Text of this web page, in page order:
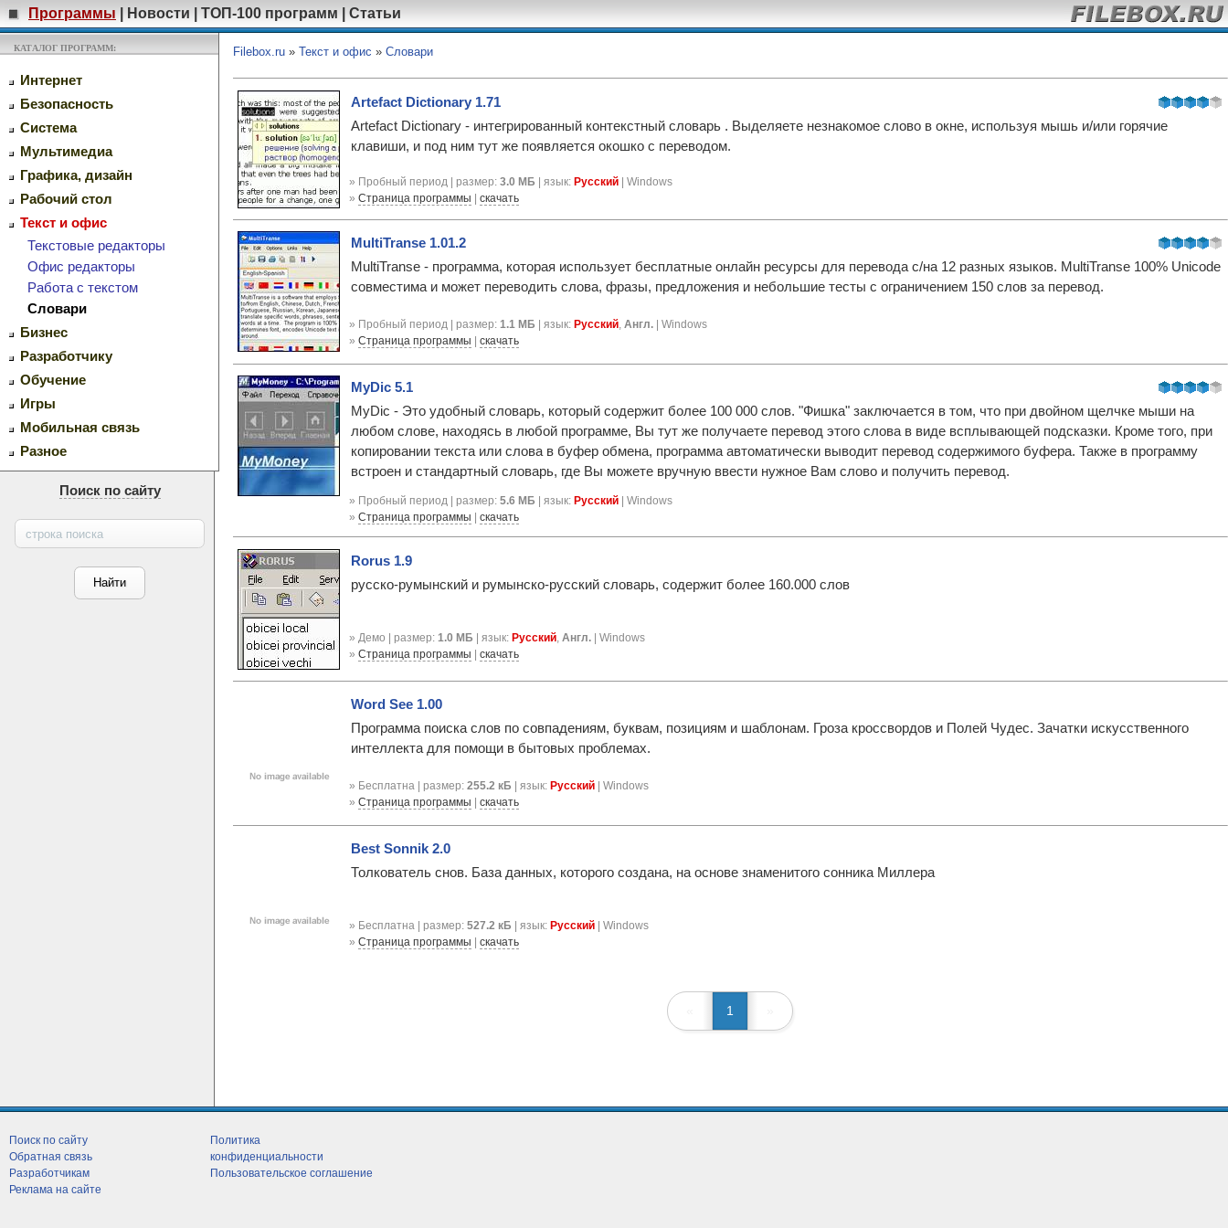
Программы Новости ТОП-100 программ Статьи
КАТАЛОГ ПРОГРАММ:
Интернет
Безопасность
Система
Мультимедиа
Графика, дизайн
Рабочий стол
Текст и офис
Текстовые редакторы
Офис редакторы
Работа с текстом
Словари
Бизнес
Разработчику
Обучение
Игры
Мобильная связь
Разное
Поиск по сайту
Filebox.ru » Текст и офис » Словари
Artefact Dictionary 1.71
Artefact Dictionary - интегрированный контекстный словарь . Выделяете незнакомое слово в окне, используя мышь и/или горячие
клавиши, и под ним тут же появляется окошко с переводом.
» Пробный период | размер: 3.0 МБ | язык: Русский | Windows
» Страница программы | скачать
MultiTranse 1.01.2
MultiTranse - программа, которая использует бесплатные онлайн ресурсы для перевода с/на 12 разных языков. MultiTranse 100% Unicode
совместима и может переводить слова, фразы, предложения и небольшие тесты с ограничением 150 слов за перевод.
» Пробный период | размер: 1.1 МБ | язык: Русский, Англ. | Windows
» Страница программы скачать
MyDic 5.1
MyDic - Это удобный словарь, который содержит более 100 000 слов. "Фишка" заключается в том, что при двойном щелчке мыши на
любом слове, находясь в любой программе, Вы тут же получаете перевод этого слова в виде всплывающей подсказки. Кроме того, при
копировании текста или слова в буфер обмена, программа автоматически выводит перевод содержимого буфера. Также в программу
встроен и стандартный словарь, где Вы можете вручную ввести нужное Вам слово и получить перевод.
» Пробный период | размер: 5.6 МБ | язык: Русский | Windows
» Страница программы скачать
Rorus 1.9
русско-румынский и румынско-русский словарь, содержит более 160.000 слов
» Демо | размер: 1.0 МБ | язык: Русский Англ. | Windows
» Страница программы | скачать
Word See 1.00
Программа поиска слов по совпадениям, буквам, позициям и шаблонам. Гроза кроссвордов и Полей Чудес. Зачатки искусственного
интеллекта для помощи в бытовых проблемах.
» Бесплатна | размер: 255.2 кБ | язык: Русский | Windows
» Страница программы скачать
Best Sonnik 2.0
Толкователь снов. База данных, которого создана, на основе знаменитого сонника Миллера
» Бесплатна | размер: 527.2 кБ | язык: Русский | Windows
» Страница программы скачать
1
Поиск по сайту
Обратная связь
Разработчикам
Реклама на сайте
Политика
конфиденциальности
Пользовательское соглашение